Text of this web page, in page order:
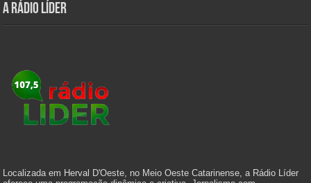
A Rádio Líder
Localizada em Herval D'Oeste, no Meio Oeste Catarinense, a Rádio Líder